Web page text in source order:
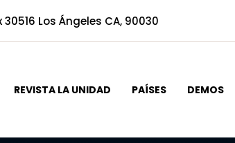
30516 Los Ángeles CA, 90030
REVISTA LA UNIDAD PAÍSES DEMOS